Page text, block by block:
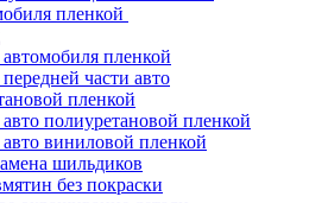
пленкой
пленкой
части авто
пленкой
полиуретановой пленкой
виниловой пленкой
шильдиков
без покраски